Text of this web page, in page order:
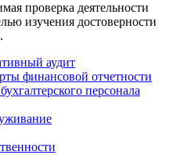
проверка деятельности
изучения достоверности
аудит
финансовой отчетности
персонала